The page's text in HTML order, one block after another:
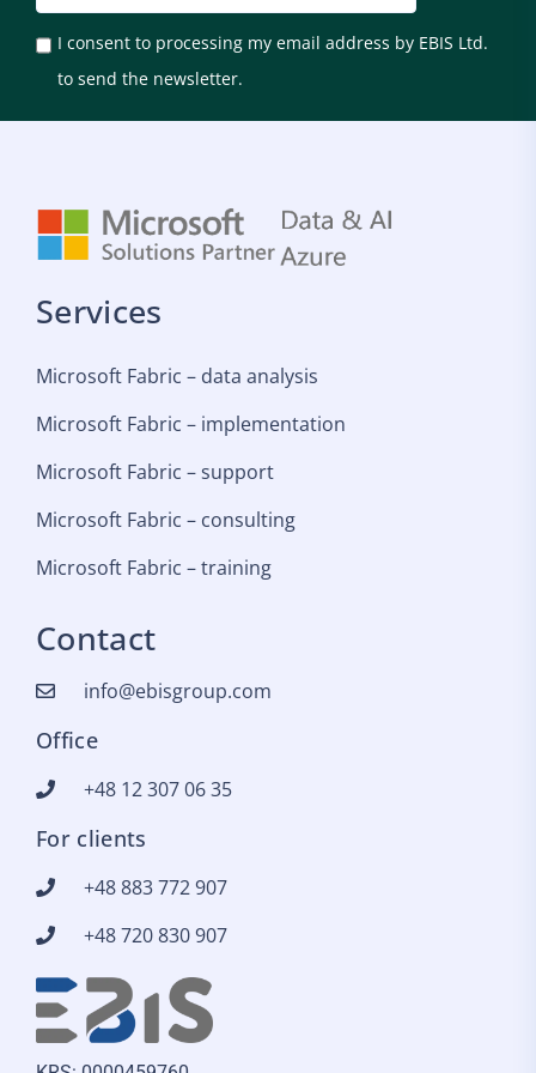
I consent to processing my email address by EBIS Ltd.
to send the newsletter.
Services
Microsoft Fabric – data analysis
Microsoft Fabric – implementation
Microsoft Fabric – support
Microsoft Fabric – consulting
Microsoft Fabric – training
Contact
info@ebisgroup.com
Office
+48 12 307 06 35
For clients
+48 883 772 907
+48 720 830 907